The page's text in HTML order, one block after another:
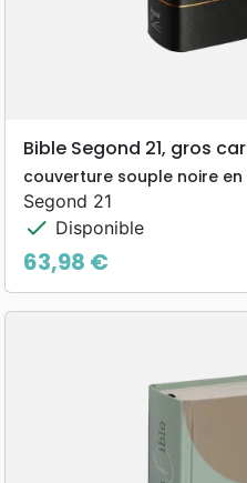
Bible Segond 21, gros
couverture souple noire
Segond 21
check Disponible
Prix
63,98 €